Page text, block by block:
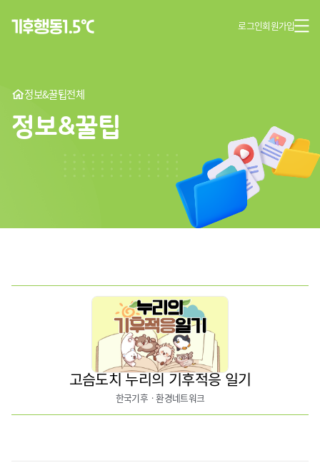
로그인회원가입
정보&꿀팁전체
정보&꿀팁
고슴도치 누리의 기후적응 일기
한국기후ㆍ환경네트워크